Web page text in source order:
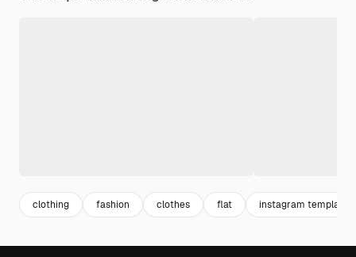
clothing fashion clothes flat instagram template